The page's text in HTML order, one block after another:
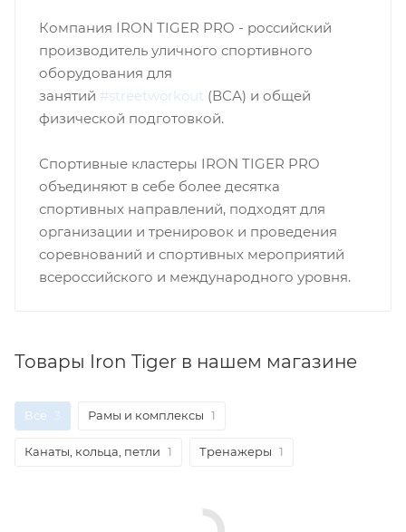
Компания IRON TIGER PRO - российский
производитель уличного спортивного
оборудования для
занятий #streetworkout (ВСА) и общей
физической подготовкой.
Спортивные кластеры IRON TIGER PRO
объединяют в себе более десятка
спортивных направлений, подходят для
организации и тренировок и проведения
соревнований и спортивных мероприятий
всероссийского и международного уровня.
Товары Iron Tiger в нашем магазине
Все Рамы и комплексы 1
Канаты, кольца, петли 1 Тренажеры 1